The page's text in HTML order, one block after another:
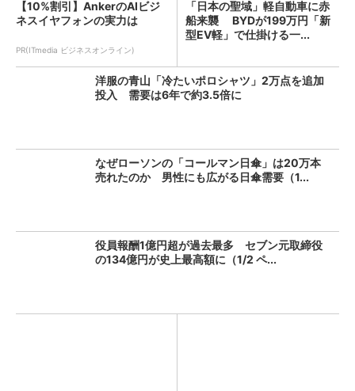
【10%割引】AnkerのAIビジ
ネスイヤフォンの実力は
PR(ITmedia ビジネスオンライン)
「日本の聖域」軽自動車に赤
船来襲 BYDが199万円「新
型EV軽」で仕掛ける一...
洋服の青山「冷たいポロシャツ」2万点を追加
投入 需要は6年で約3.5倍に
なぜローソンの「コールマン日傘」は20万本
売れたのか 男性にも広がる日傘需要（1...
役員報酬1億円超が過去最多 セブン元取締役
の134億円が史上最高額に（1/2 ペ...